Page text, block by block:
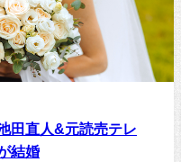
田直人&元読売テレ
結婚